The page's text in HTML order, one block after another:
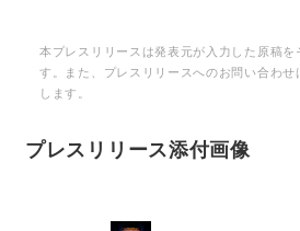
本プレスリリースは発表元が入力した原稿を
す。また、プレスリリースへのお問い合わ
します。
プレスリリース添付画像